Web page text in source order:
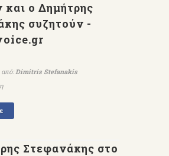
και ο Δημήτρης
συζητούν -
από:Dimitris Stefanakis
Στεφανάκης στο